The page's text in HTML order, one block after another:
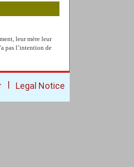
leur mère leur
pas l’intention de
| Legal Notice